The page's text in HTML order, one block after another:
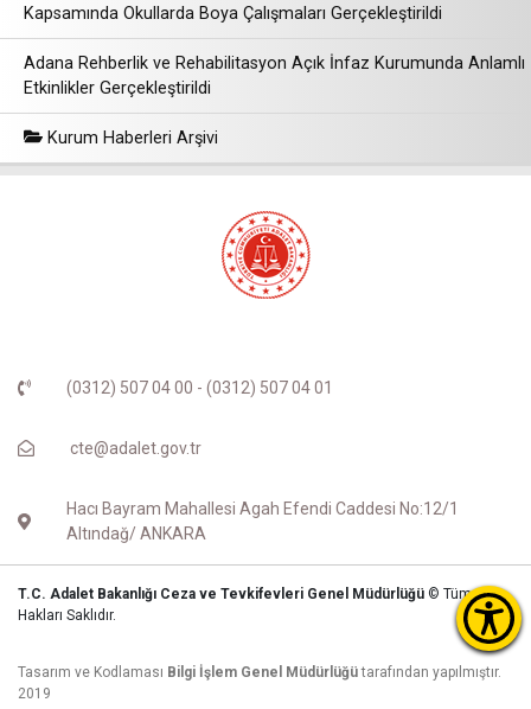
Kapsamında Okullarda Boya Çalışmaları Gerçekleştirildi
Adana Rehberlik ve Rehabilitasyon Açık İnfaz Kurumunda Anlamlı
Etkinlikler Gerçekleştirildi
Kurum Haberleri Arşivi
(0312) 507 04 00 - (0312) 507 04 01
cte@adalet.gov.tr
Hacı Bayram Mahallesi Agah Efendi Caddesi No:12/1
Altındağ/ ANKARA
T.C. Adalet Bakanlığı Ceza ve Tevkifevleri Genel Müdürlüğü © Tüm
Hakları Saklıdır.
Tasarım ve Kodlaması Bilgi İşlem Genel Müdürlüğütarafından yapılmıştır.
2019